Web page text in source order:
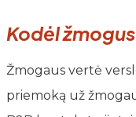
Kodėl
Žmogaus vertė
priemoką už